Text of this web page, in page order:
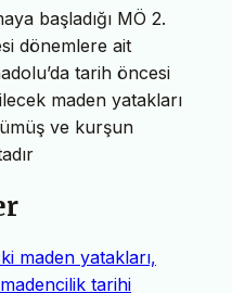
başladığı MÖ 2.
dönemlere ait
tarih öncesi
maden yatakları
ve kurşun
maden yatakları,
tarihi